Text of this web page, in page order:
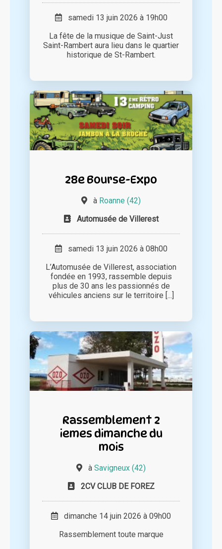
samedi 13 juin 2026 à 19h00
La fête de la musique de Saint-Just
Saint-Rambert aura lieu dans le quartier
historique de St-Rambert.
28e Bourse-Expo
à Roanne (42)
Automusée de Villerest
samedi 13 juin 2026 à 08h00
L’Automusée de Villerest, association
fondée en 1993, rassemble depuis
plus de 30 ans les passionnés de
véhicules anciens sur le territoire [...]
Rassemblement 2
iemes dimanche du
mois
à Savigneux (42)
2CV CLUB DE FOREZ
dimanche 14 juin 2026 à 09h00
Rassemblement toute marque